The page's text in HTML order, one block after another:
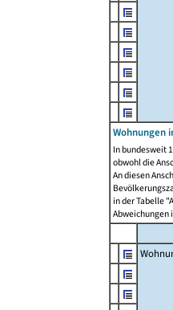
Wohnungen
In bundesweit
obwohl die
An diesen
in der Tabelle
Abweichungen